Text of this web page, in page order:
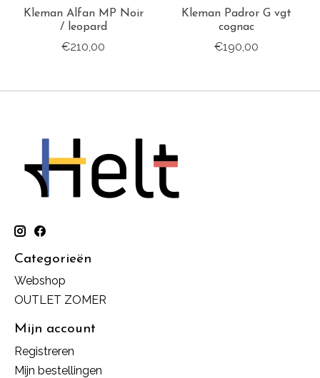
Kleman Alfan MP Noir
/ leopard
€210,00
Kleman Padror G vgt
cognac
€190,00
Categorieën
Webshop
OUTLET ZOMER
Mijn account
Registreren
Mijn bestellingen